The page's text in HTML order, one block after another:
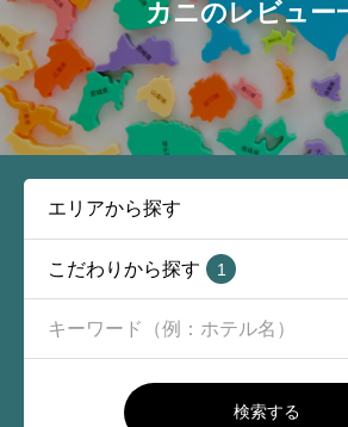
カニのレビュー
こだわりから探す 1
検索する